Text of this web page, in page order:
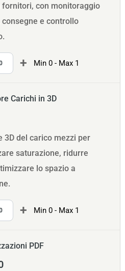
fornitori, con monitoraggio
e controllo
Min 0 - Max 1
Carichi in 3D
3D del carico mezzi per
saturazione, ridurre
lo spazio a
Min 0 - Max 1
PDF